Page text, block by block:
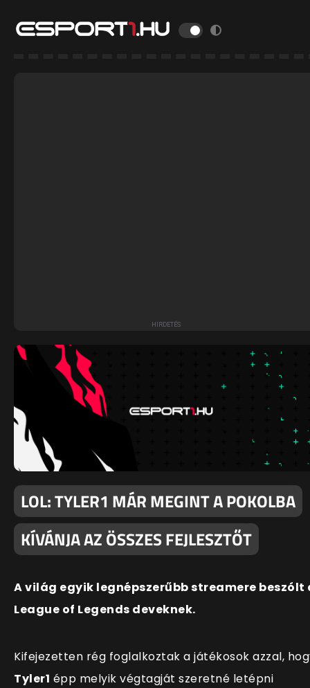
LOL: TYLER1 MÁR MEGINT A POKOLBA
KÍVÁNJA AZ ÖSSZES FEJLESZTŐT
A világ egyik legnépszerűbb streamere beszólt
League of Legends deveknek.
Kifejezetten rég foglalkoztak a játékosok azzal,
Tyler1 épp melyik végtagját szeretné letépni